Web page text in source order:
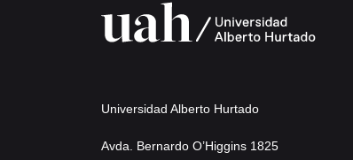
Universidad Alberto Hurtado
Avda. Bernardo O’Higgins 1825